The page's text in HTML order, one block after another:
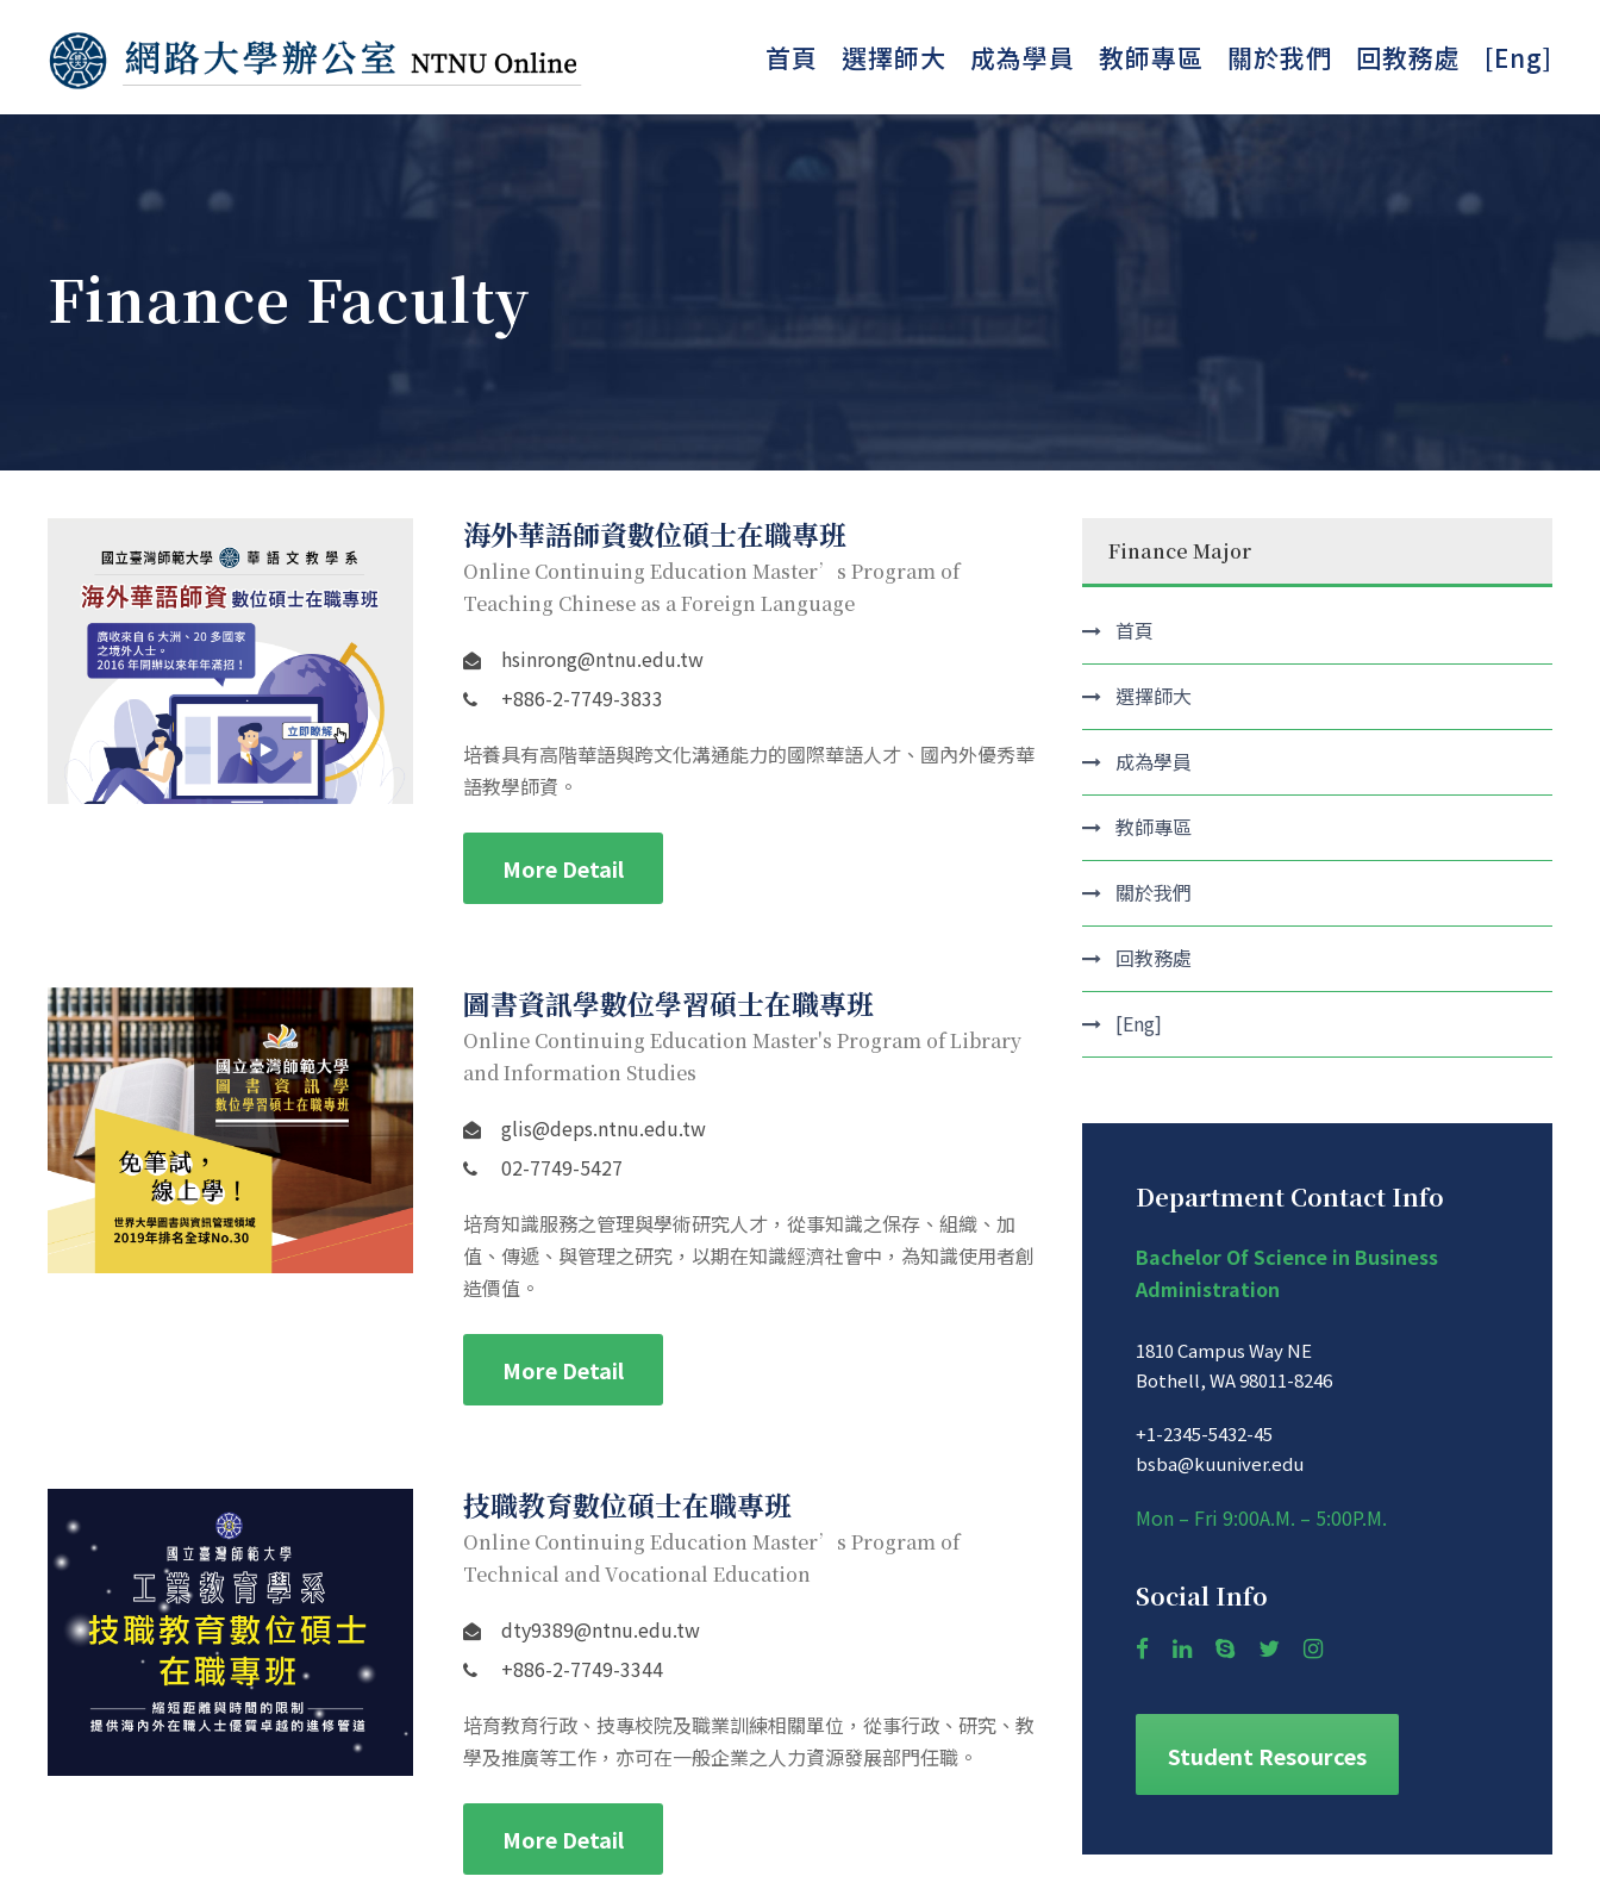
首頁 選擇師大 成為學員 教師專區 關於我們 回教務處 [Eng]
Finance Faculty
海外華語師資數位碩士在職專班
Online Continuing Education Master’s Program of
Teaching Chinese as a Foreign Language
hsinrong@ntnu.edu.tw
+886-2-7749-3833
培養具有高階華語與跨文化溝通能力的國際華語人才、國內外優秀華
語教學師資。
More Detail
圖書資訊學數位學習碩士在職專班
Online Continuing Education Master's Program of Library
and Information Studies
glis@deps.ntnu.edu.tw
02-7749-5427
培育知識服務之管理與學術研究人才，從事知識之保存、組織、加
值、傳遞、與管理之研究，以期在知識經濟社會中，為知識使用者創
造價值。
More Detail
技職教育數位碩士在職專班
Online Continuing Education Master’s Program of
Technical and Vocational Education
dty9389@ntnu.edu.tw
+886-2-7749-3344
培育教育行政、技專校院及職業訓練相關單位，從事行政、研究、教
學及推廣等工作，亦可在一般企業之人力資源發展部門任職。
More Detail
Finance Major
首頁
選擇師大
成為學員
教師專區
關於我們
回教務處
[Eng]
Department Contact Info
Bachelor Of Science in Business
Administration
1810 Campus Way NE
Bothell, WA 98011-8246
+1-2345-5432-45
bsba@kuuniver.edu
Mon – Fri 9:00A.M. – 5:00P.M.
Social Info
Student Resources